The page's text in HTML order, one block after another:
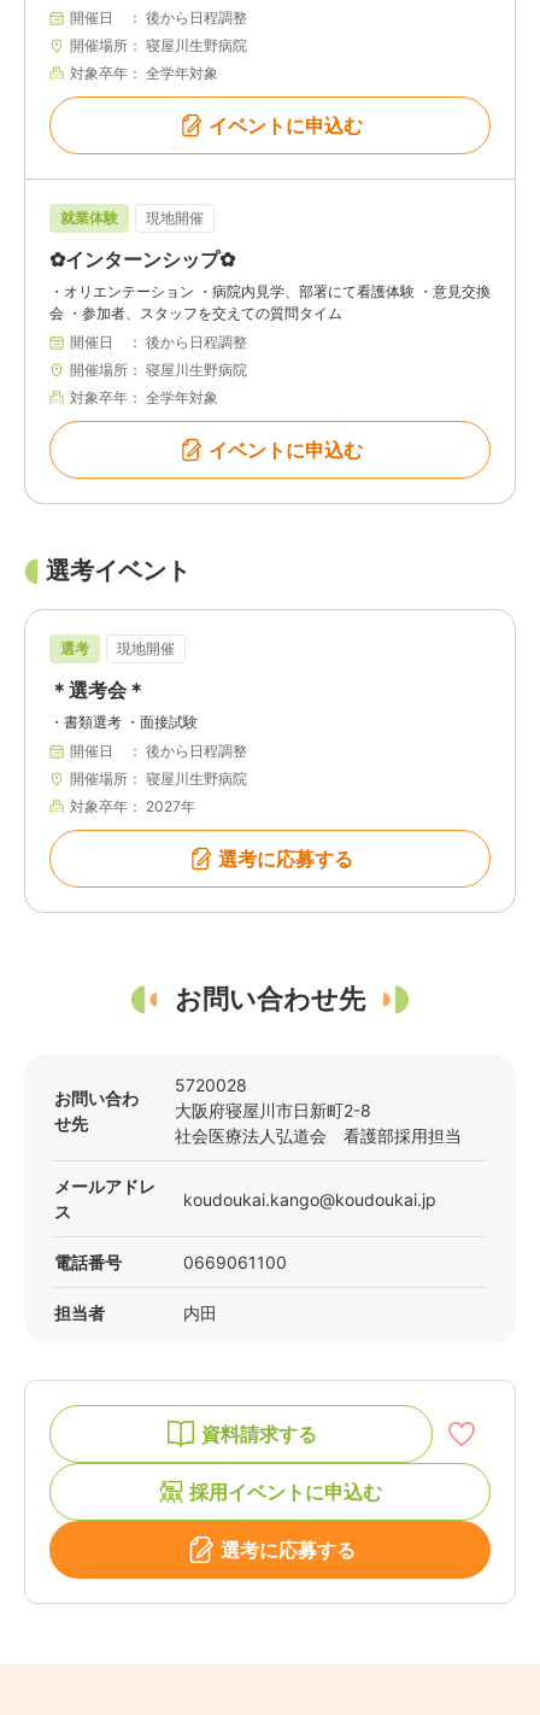
開催日
後から日程調整
開催場所
寝屋川生野病院
対象卒年
全学年対象
イベントに申込む
就業体験 現地開催
✿インターンシップ✿
・オリエンテーション ・病院内見学、部署にて看護体験 ・意見交換
会 ・参加者、スタッフを交えての質問タイム
開催日
後から日程調整
開催場所
寝屋川生野病院
対象卒年
全学年対象
イベントに申込む
選考イベント
選考 現地開催
＊選考会＊
・書類選考 ・面接試験
開催日
後から日程調整
開催場所
寝屋川生野病院
対象卒年
2027年
選考に応募する
お問い合わせ先
お問い合わ
せ先
5720028
大阪府寝屋川市日新町2-8
社会医療法人弘道会 看護部採用担当
メールアドレ
ス
koudoukai.kango@koudoukai.jp
電話番号 0669061100
担当者 内田
資料請求する
採用イベントに申込む
選考に応募する